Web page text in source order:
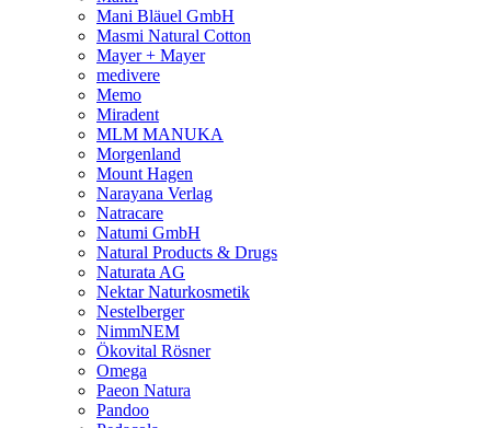
Mani Bläuel GmbH
Masmi Natural Cotton
Mayer + Mayer
medivere
Memo
Miradent
MLM MANUKA
Morgenland
Mount Hagen
Narayana Verlag
Natracare
Natumi GmbH
Natural Products & Drugs
Naturata AG
Nektar Naturkosmetik
Nestelberger
NimmNEM
Ökovital Rösner
Omega
Paeon Natura
Pandoo